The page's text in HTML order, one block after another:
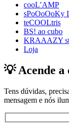
cooL’AMP
sPoOoOoKy
teCOOLtris
BS! ao cubo
KRAAAZY
Loja
💡 Acende a
Tens dúvidas,
mensagem e nós